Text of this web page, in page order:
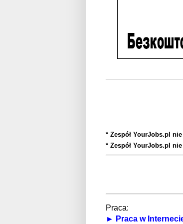
* Zespół YourJobs.pl
* Zespół YourJobs.pl
Praca:
► Praca w